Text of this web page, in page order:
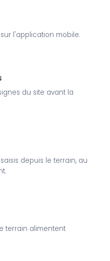
l'application mobile.
du site avant la
depuis le terrain, au
terrain alimentent